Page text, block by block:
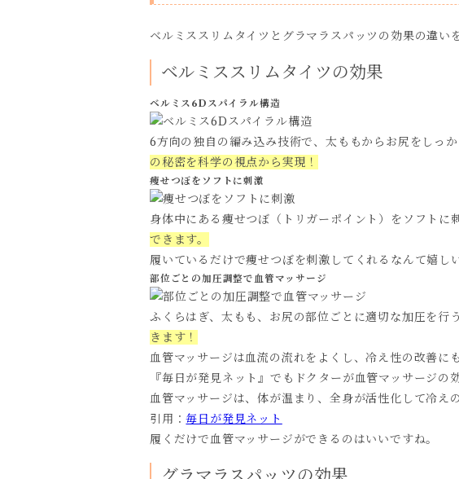
ベルミススリムタイツとグラマラスパッツの効果の違い
ベルミススリムタイツの効果
ベルミス6Dスパイラル構造
6方向の独自の編み込み技術で、太ももからお尻をしっ
の秘密を科学の視点から実現！
痩せつぼをソフトに刺激
身体中にある痩せつぼ（トリガーポイント）をソフトに
できます。
履いているだけで痩せつぼを刺激してくれるなんて嬉し
部位ごとの加圧調整で血管マッサージ
ふくらはぎ、太もも、お尻の部位ごとに適切な加圧を行
きます！
血管マッサージは血流の流れをよくし、冷え性の改善に
『毎日が発見ネット』でもドクターが血管マッサージの
血管マッサージは、体が温まり、全身が活性化して冷え
引用：毎日が発見ネット
履くだけで血管マッサージができるのはいいですね。